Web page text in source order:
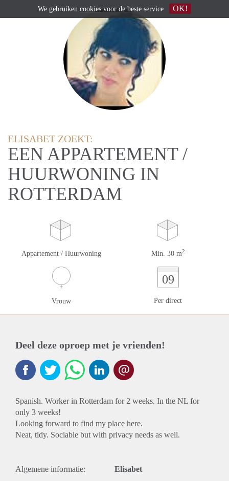
ELISABET ZOEKT:
EEN APPARTEMENT /
HUURWONING IN
ROTTERDAM
Appartement / Huurwoning Min. 30 m2
Vrouw
09
Per direct
Deel deze oproep met je vrienden!
Spanish. Worker in Rotterdam for 2 weeks. In the NL for
only 3 weeks!
Looking forward to find my place here.
Neat, tidy. Sociable but with privacy needs as well.
Algemene informatie: Elisabet
We gebruiken cookiesvoor de beste service OK!